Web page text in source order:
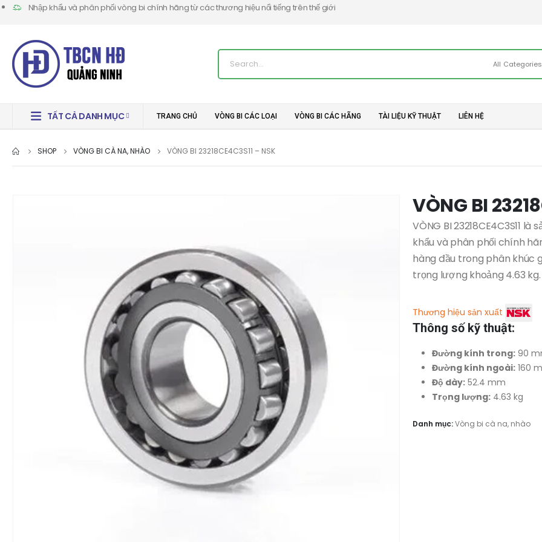
Nhập khẩu và phân phối vòng bi chính hãng từ các thương hiệu nổi tiếng trên thế giới
All Categories
TẤT CẢ DANH MỤC TRANG CHỦ VÒNG BI CÁC LOẠI VÒNG BI CÁC HÃNG TÀI LIỆU KỸ THUẬT LIÊN HỆ
SHOP VÒNG BI CÀ NA, NHÀO VÒNG BI 23218CE4C3S11 – NSK
VÒNG BI
VÒNG BI 23218CE4C3S11
khẩu và phân phối chính
hàng đầu trong phân khúc
trọng lượng khoảng 4.63 kg.
Thương hiệu sản xuất
Thông số kỹ thuật:
Đường kính trong: 90
Đường kính ngoài: 160
Độ dày: 52.4 mm
Trọng lượng: 4.63 kg
Danh mục:Vòng bi cà na, nhào